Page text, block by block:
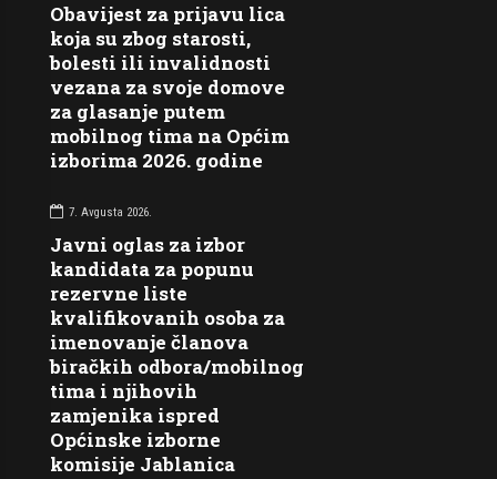
Obavijest za prijavu lica
koja su zbog starosti,
bolesti ili invalidnosti
vezana za svoje domove
za glasanje putem
mobilnog tima na Općim
izborima 2026. godine
7. Avgusta 2026.
Javni oglas za izbor
kandidata za popunu
rezervne liste
kvalifikovanih osoba za
imenovanje članova
biračkih odbora/mobilnog
tima i njihovih
zamjenika ispred
Općinske izborne
komisije Jablanica